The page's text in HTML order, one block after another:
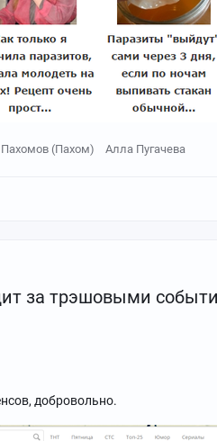
Пахомов (Пахом) Алла Пугачева
за трэшовыми
добровольно.